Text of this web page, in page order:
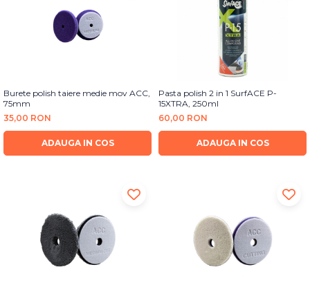
Burete polish taiere medie mov ACC,
75mm
35,00 RON
ADAUGA IN COS
Pasta polish 2 in 1 SurfACE P-
15XTRA, 250ml
60,00 RON
ADAUGA IN COS